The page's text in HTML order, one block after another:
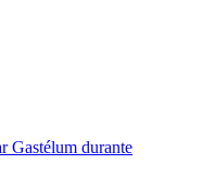
Gastélum durante